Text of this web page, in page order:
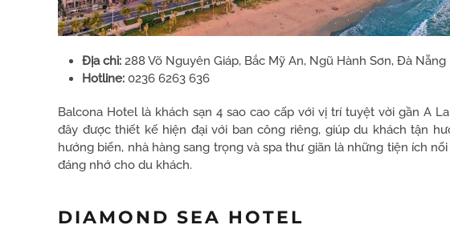
Địa chỉ: 288 Võ Nguyên Giáp, Bắc Mỹ An, Ngũ Hành Sơn, Đà Nẵng
Hotline: 0236 6263 636
Balcona Hotel là khách sạn 4 sao cao cấp với vị trí tuyệt vời gần A
đây được thiết kế hiện đại với ban công riêng, giúp du khách tận
hướng biển, nhà hàng sang trọng và spa thư giãn là những tiện ích
đáng nhớ cho du khách.
DIAMOND SEA HOTEL